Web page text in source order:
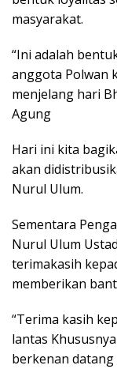
masyarakat.
“Ini adalah
anggota Polwan
menjelang hari
Agung
Hari ini kita
akan
Nurul Ulum.
Sementara
Nurul Ulum
terimakasih
memberikan
“Terima kasih
lantas
berkenan